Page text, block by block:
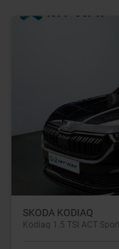
SKODA KODIAQ
Kodiaq 1.5 TSI ACT